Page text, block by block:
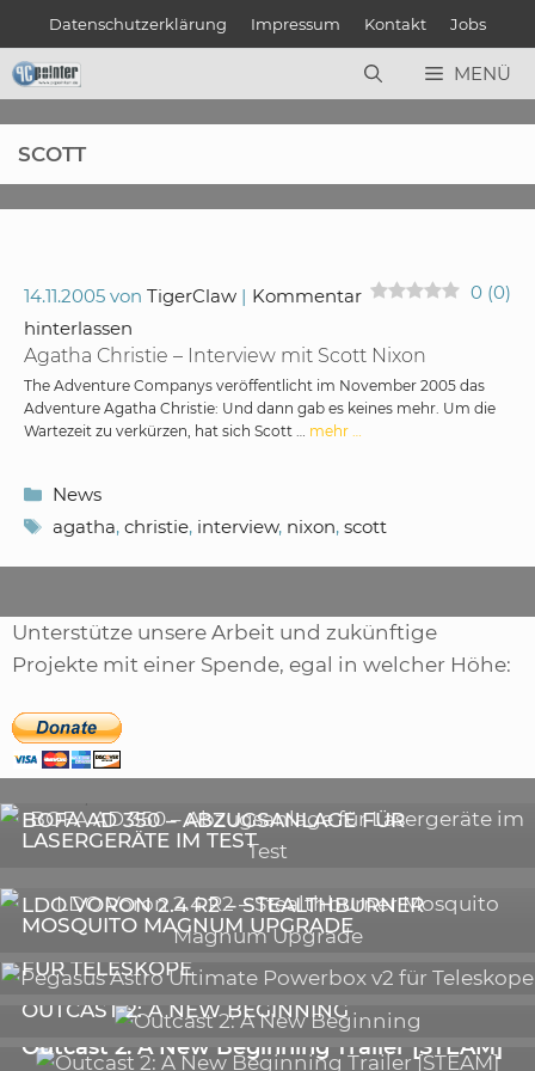
springen
Datenschutzerklärung Impressum Kontakt Jobs
MENÜ
SCOTT
Agatha Christie – Interview mit Scott Nixon
14.11.2005 von TigerClaw 0 (0)
Kommentar
hinterlassen
The Adventure Companys veröffentlicht im November 2005 das
Adventure Agatha Christie: Und dann gab es keines mehr. Um die
Wartezeit zu verkürzen, hat sich Scott … mehr …
Kategorien
News
Schlagwörter
agatha, christie, interview, nixon, scott
Unterstütze unsere Arbeit und zukünftige
Projekte mit einer Spende, egal in welcher Höhe:
BOFA AD 350 – ABZUGSANLAGE FÜR
LASERGERÄTE IM TEST
DIE BEDEUTENDSTEN SCHRITTE ZUR
ERFOLGREICHEN MARKENBILDUNG IN DER
DIGITALEN ÄRA
LDO VORON 2.4 R2 – STEALTHBURNER
MOSQUITO MAGNUM UPGRADE
PEGASUS ASTRO ULTIMATE POWERBOX V2
FÜR TELESKOPE
ASTRONOMIE
OUTCAST 2: A NEW BEGINNING
GALERIE
Outcast 2: A New Beginning Trailer [STEAM]
VIDEOS